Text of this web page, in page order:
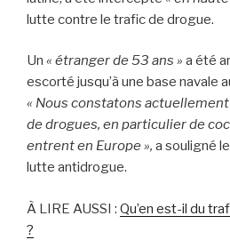
lutte contre le trafic de drogue.
Un « étranger de 53 ans » a été
escorté jusqu’à une base navale
« Nous constatons
de drogues, en particulier de
entrent en Europe », a souligné
lutte antidrogue.
À LIRE AUSSI : Qu’en est-il du
?